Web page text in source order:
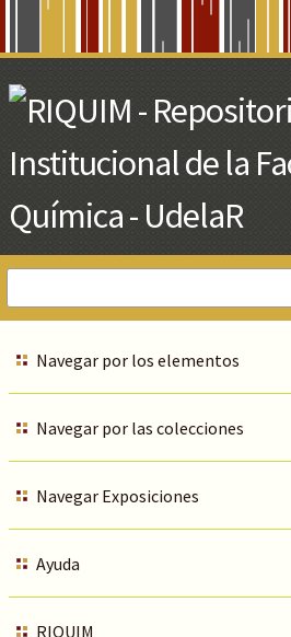
Main
Content
Navegar por los elementos
Navegar por las colecciones
Navegar Exposiciones
Ayuda
RIQUIM